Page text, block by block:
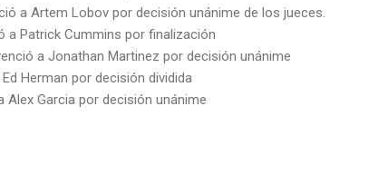
a Artem Lobov por decisión unánime de los jueces.
a Patrick Cummins por finalización
a Jonathan Martinez por decisión unánime
Herman por decisión dividida
Alex Garcia por decisión unánime